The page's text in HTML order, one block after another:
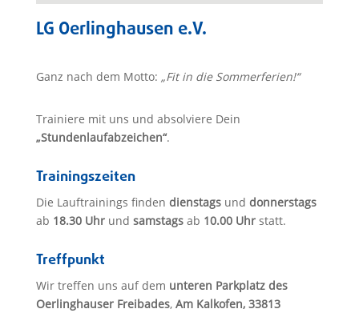
LG Oerlinghausen e.V.
Ganz nach dem Motto: „Fit in die Sommerferien!“
Trainiere mit uns und absolviere Dein
„Stundenlaufabzeichen“.
Trainingszeiten
Die Lauftrainings finden dienstagsund donnerstags
ab 18.30 Uhrund samstagsab 10.00 Uhrstatt.
Treffpunkt
Wir treffen uns auf dem unteren Parkplatz des
Oerlinghauser Freibades, Am Kalkofen, 33813